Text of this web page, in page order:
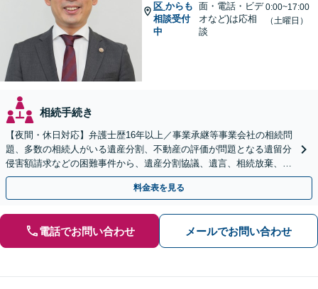
区 からも
相談受付
中
面・電話・ビデ
オなど)は応相
談
0:00~17:00
（土曜日）
相続手続き
【夜間・休日対応】弁護士歴16年以上／事業承継等事業会社の相続問
題、多数の相続人がいる遺産分割、不動産の評価が問題となる遺留分
侵害額請求などの困難事件から、遺産分割協議、遺言、相続放棄、使
途不明金の調査まで、全般の経験豊富【JR草津駅2分】
料金表を見る
電話でお問い合わせ メールでお問い合わせ